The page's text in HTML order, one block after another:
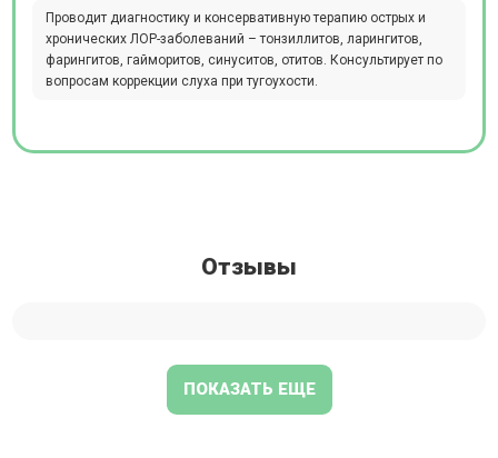
Проводит диагностику и консервативную терапию острых и
хронических ЛОР-заболеваний – тонзиллитов, ларингитов,
фарингитов, гайморитов, синуситов, отитов. Консультирует по
вопросам коррекции слуха при тугоухости.
Отзывы
ПОКАЗАТЬ ЕЩЕ